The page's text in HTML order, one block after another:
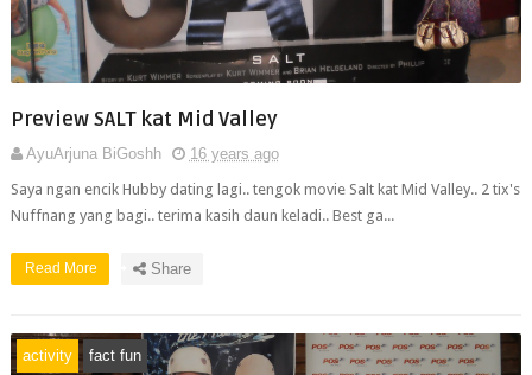
Preview SALT kat Mid Valley
AyuArjuna BiGoshh
16 years ago
Saya ngan encik Hubby dating lagi.. tengok movie Salt kat Mid Valley.. 2 tix's
Nuffnang yang bagi.. terima kasih daun keladi.. Best ga...
Read More Share
activity fact fun